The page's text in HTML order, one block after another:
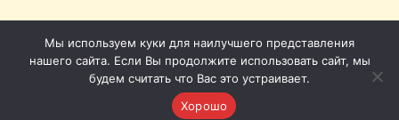
Мы используем куки для наилучшего представления
нашего сайта. Если Вы продолжите использовать сайт, мы
будем считать что Вас это устраивает.
Хорошо